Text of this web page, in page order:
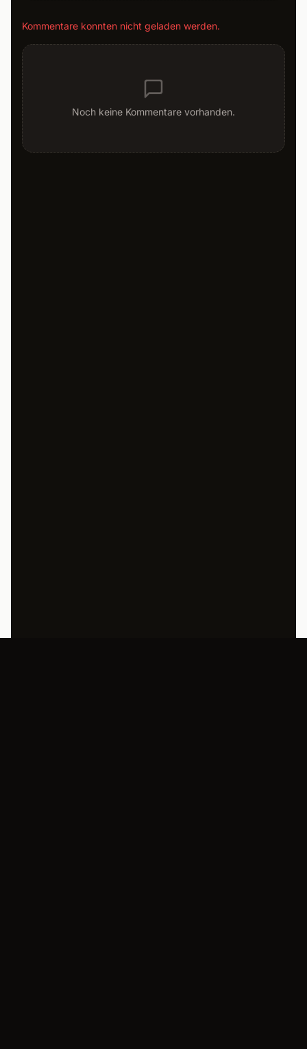
Kommentare konnten nicht geladen werden.
Noch keine Kommentare vorhanden.